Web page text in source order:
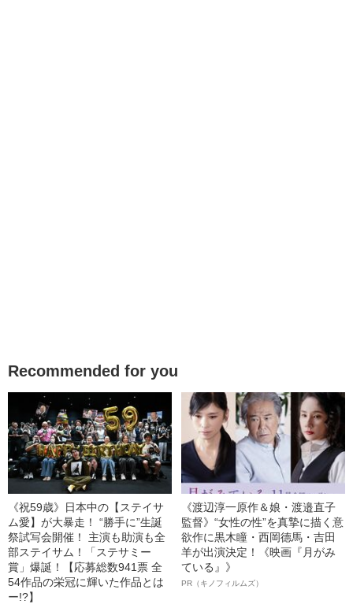
Recommended for you
《祝59歳》日本中の【ステイサ
ム愛】が大暴走！ “勝手に”生誕
祭試写会開催！ 主演も助演も全
部ステイサム！「ステサミー
賞」爆誕！【応募総数941票 全
54作品の栄冠に輝いた作品とは
ー!?】
《渡辺淳一原作＆娘・渡邉直子
監督》“女性の性”を真摯に描く意
欲作に黒木瞳・西岡德馬・吉田
羊が出演決定！《映画『月がみ
ている』》
PR（キノフィルムズ）